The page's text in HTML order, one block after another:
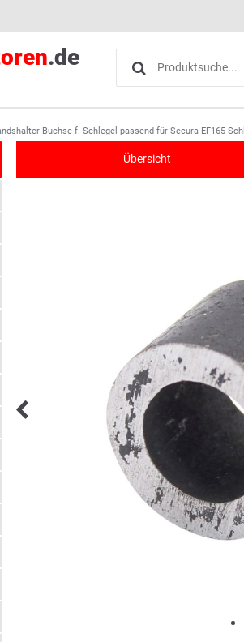
.de
Buchse f. Schlegel passend für Secura EF165
Übersicht